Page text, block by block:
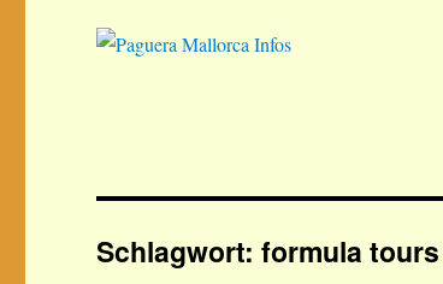
Schlagwort:formula tours